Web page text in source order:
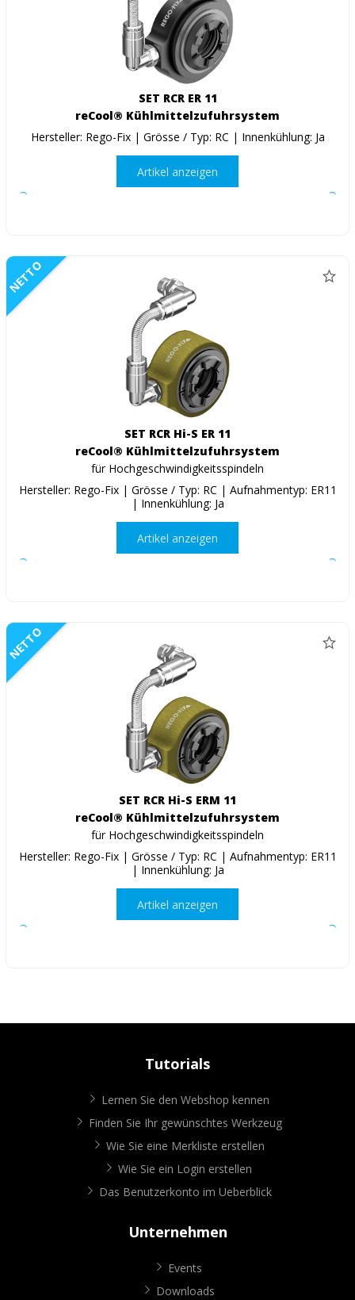
SET RCR ER 11
reCool® Kühlmittelzufuhrsystem
Hersteller: Rego-Fix | Grösse / Typ: RC | Innenkühlung: Ja
Artikel anzeigen
NETTO
SET RCR Hi-S ER 11
reCool® Kühlmittelzufuhrsystem
für Hochgeschwindigkeitsspindeln
Hersteller: Rego-Fix | Grösse / Typ: RC | Aufnahmentyp: ER11
| Innenkühlung: Ja
Artikel anzeigen
NETTO
SET RCR Hi-S ERM 11
reCool® Kühlmittelzufuhrsystem
für Hochgeschwindigkeitsspindeln
Hersteller: Rego-Fix | Grösse / Typ: RC | Aufnahmentyp: ER11
| Innenkühlung: Ja
Artikel anzeigen
Tutorials
Lernen Sie den Webshop kennen
Finden Sie Ihr gewünschtes Werkzeug
Wie Sie eine Merkliste erstellen
Wie Sie ein Login erstellen
Das Benutzerkonto im Ueberblick
Unternehmen
Events
Downloads